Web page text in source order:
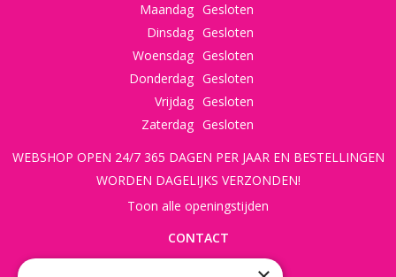
Maandag Gesloten
Dinsdag Gesloten
Woensdag Gesloten
Donderdag Gesloten
Vrijdag Gesloten
Zaterdag Gesloten
WEBSHOP OPEN 24/7 365 DAGEN PER JAAR EN BESTELLINGEN
WORDEN DAGELIJKS VERZONDEN!
Toon alle openingstijden
CONTACT